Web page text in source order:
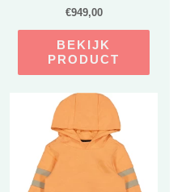
met glijbaan en
kunststof – Speelgoed
voor tuin / buiten
€949,00
BEKIJK
PRODUCT